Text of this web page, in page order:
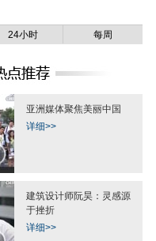
24小时 每周
亚洲媒体聚焦美丽中国
详细>>
建筑设计师阮昊：灵感源
于挫折
详细>>